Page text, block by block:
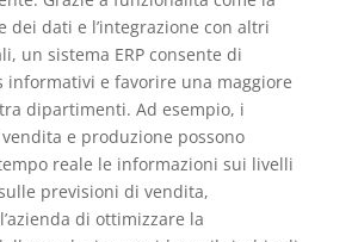
dei dati e l’integrazione con altri
un sistema ERP consente di
informativi e favorire una maggiore
dipartimenti. Ad esempio, i
e produzione possono
reale le informazioni sui livelli
previsioni di vendita,
di ottimizzare la